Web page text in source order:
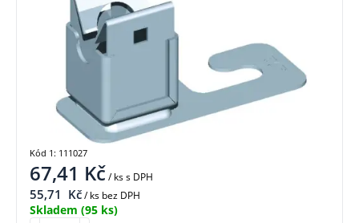
67,41 Kč/ kss DPH
55,71 Kč/ ks bez DPH
Skladem (95 ks)
Kód 1: 111027